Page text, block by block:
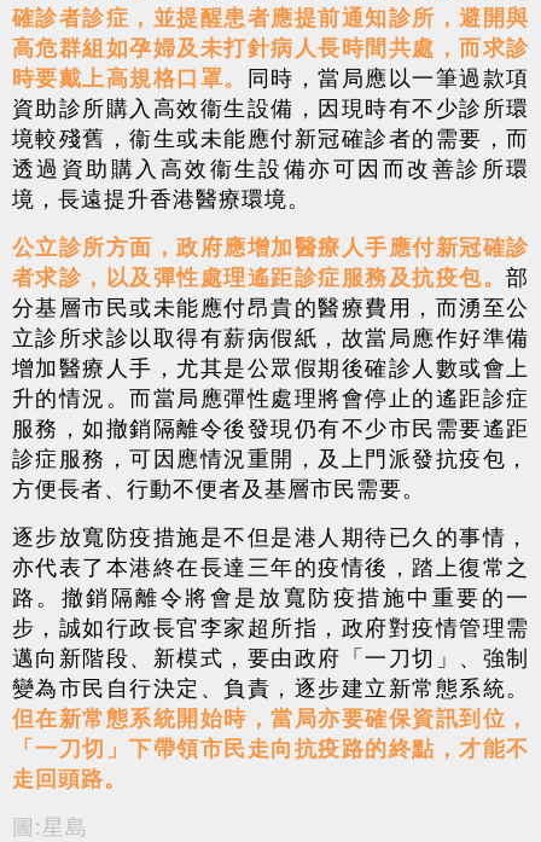
確診者診症，並提醒患者應提前通知診所，避開與
高危群組如孕婦及未打針病人長時間共處，而求診
時要戴上高規格口罩。 同時，當局應以一筆過款項
資助診所購入高效衞生設備，因現時有不少診所環
境較殘舊，衞生或未能應付新冠確診者的需要，而
透過資助購入高效衞生設備亦可因而改善診所環
境，長遠提升香港醫療環境。
公立診所方面，政府應增加醫療人手應付新冠確診
者求診，以及彈性處理遙距診症服務及抗疫包。 部
分基層市民或未能應付昂貴的醫療費用，而湧至公
立診所求診以取得有薪病假紙，故當局應作好準備
增加醫療人手，尤其是公眾假期後確診人數或會上
升的情況。而當局應彈性處理將會停止的遙距診症
服務，如撤銷隔離令後發現仍有不少市民需要遙距
診症服務，可因應情況重開，及上門派發抗疫包，
方便長者、行動不便者及基層市民需要。
逐步放寬防疫措施是不但是港人期待已久的事情，
亦代表了本港終在長達三年的疫情後，踏上復常之
路。撤銷隔離令將會是放寬防疫措施中重要的一
步，誠如行政長官李家超所指，政府對疫情管理需
邁向新階段、新模式，要由政府「一刀切」、強制
變為市民自行決定、負責，逐步建立新常態系統。
但在新常態系統開始時，當局亦要確保資訊到位，
「一刀切」下帶領市民走向抗疫路的終點，才能不
走回頭路。
圖:星島